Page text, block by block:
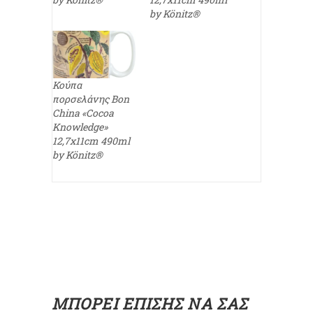
by Könitz®
Κούπα
πορσελάνης Bon
China «Cocoa
Knowledge»
12,7x11cm 490ml
by Könitz®
ΜΠΟΡΕΊ ΕΠΊΣΗΣ ΝΑ ΣΑΣ